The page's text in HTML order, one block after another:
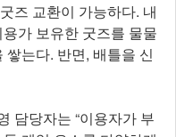
즈 교환이 가능하다. 내
가 보유한 굿즈를 물물
는다. 반면, 배틀을 신
담당자는 “이용자가 부